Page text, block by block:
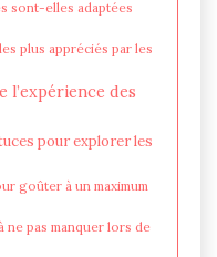
sont-elles adaptées
plus appréciés par les
des
pour explorer les
goûter à un maximum
ne pas manquer lors de